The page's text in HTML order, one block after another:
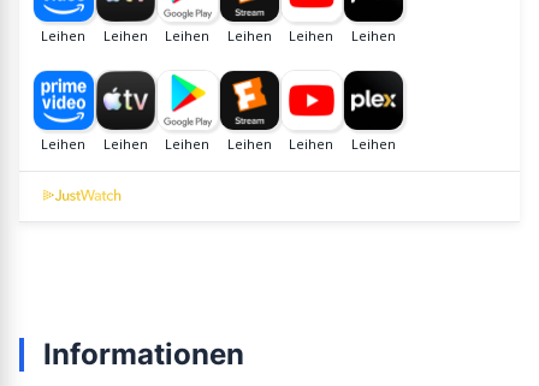
Informationen